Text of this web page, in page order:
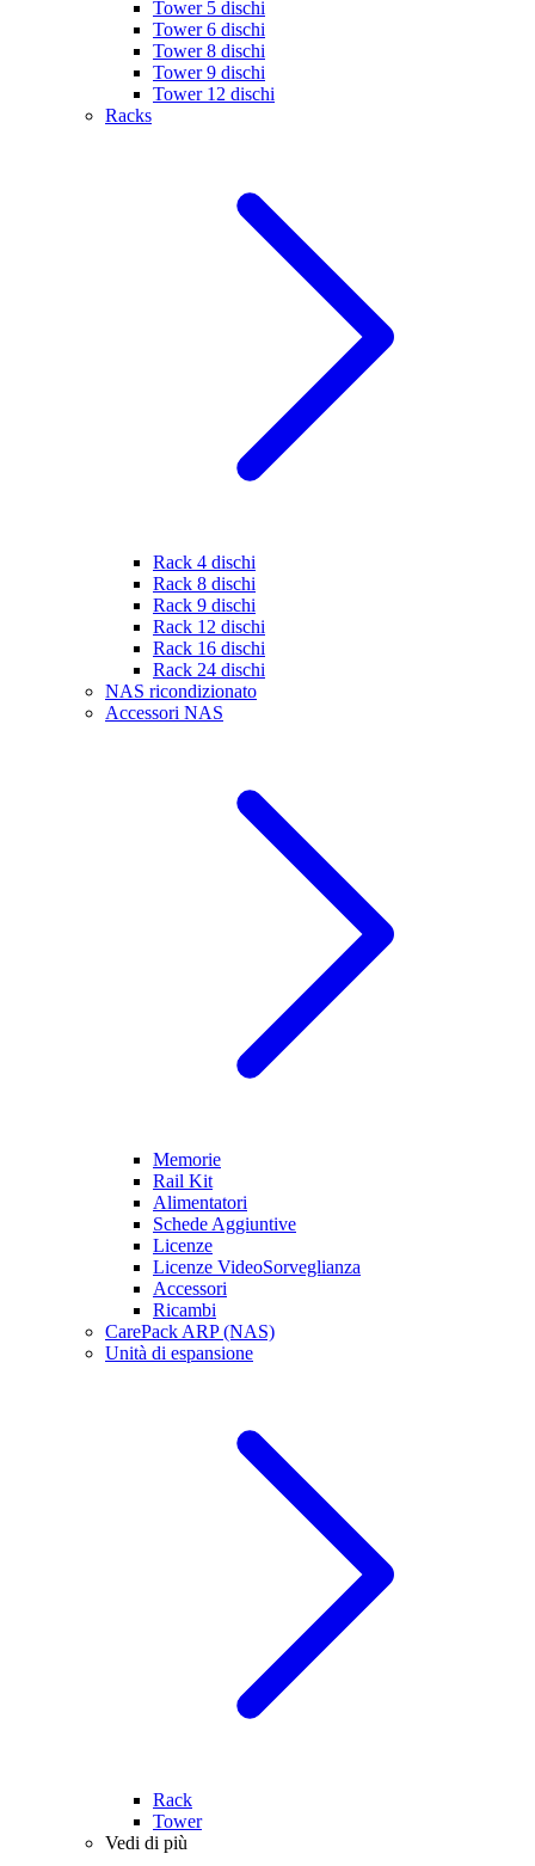
Tower 5 dischi
Tower 6 dischi
Tower 8 dischi
Tower 9 dischi
Tower 12 dischi
Racks
Rack 4 dischi
Rack 8 dischi
Rack 9 dischi
Rack 12 dischi
Rack 16 dischi
Rack 24 dischi
NAS ricondizionato
Accessori NAS
Memorie
Rail Kit
Alimentatori
Schede Aggiuntive
Licenze
Licenze VideoSorveglianza
Accessori
Ricambi
CarePack ARP (NAS)
Unità di espansione
Rack
Tower
Vedi di più